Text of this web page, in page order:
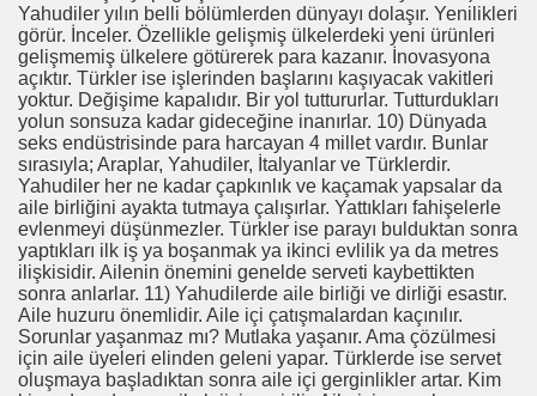
Yahudiler yılın belli bölümlerden dünyayı dolaşır. Yenilikleri
görür. İnceler. Özellikle gelişmiş ülkelerdeki yeni ürünleri
gelişmemiş ülkelere götürerek para kazanır. İnovasyona
açıktır. Türkler ise işlerinden başlarını kaşıyacak vakitleri
yoktur. Değişime kapalıdır. Bir yol tuttururlar. Tutturdukları
yolun sonsuza kadar gideceğine inanırlar. 10) Dünyada
seks endüstrisinde para harcayan 4 millet vardır. Bunlar
sırasıyla; Araplar, Yahudiler, İtalyanlar ve Türklerdir.
Yahudiler her ne kadar çapkınlık ve kaçamak yapsalar da
aile birliğini ayakta tutmaya çalışırlar. Yattıkları fahişelerle
evlenmeyi düşünmezler. Türkler ise parayı bulduktan sonra
yaptıkları ilk iş ya boşanmak ya ikinci evlilik ya da metres
ilişkisidir. Ailenin önemini genelde serveti kaybettikten
sonra anlarlar. 11) Yahudilerde aile birliği ve dirliği esastır.
Aile huzuru önemlidir. Aile içi çatışmalardan kaçınılır.
Sorunlar yaşanmaz mı? Mutlaka yaşanır. Ama çözülmesi
için aile üyeleri elinden geleni yapar. Türklerde ise servet
oluşmaya başladıktan sonra aile içi gerginlikler artar. Kim